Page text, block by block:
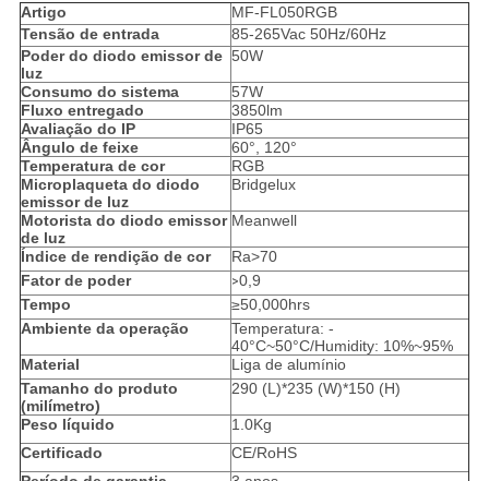
Artigo
MF-FL050RGB
Tensão de entrada
85-265Vac 50Hz/60Hz
Poder do diodo emissor de
luz
50W
Consumo do sistema
57W
Fluxo entregado
3850lm
Avaliação do IP
IP65
Ângulo de feixe
60°, 120°
Temperatura de cor
RGB
Microplaqueta do diodo
emissor de luz
Bridgelux
Motorista do diodo emissor
de luz
Meanwell
Índice de rendição de cor
Ra>70
Fator de poder
>0,9
Tempo
≥50,000hrs
Ambiente da operação
Temperatura: -
40°C~50°C/Humidity: 10%~95%
Material
Liga de alumínio
Tamanho do produto
(milímetro)
290 (L)*235 (W)*150 (H)
Peso líquido
1.0Kg
Certificado
CE/RoHS